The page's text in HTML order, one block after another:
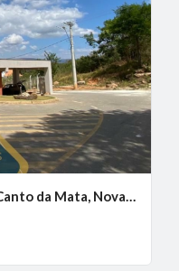
Lote de 1.000 m² à Venda no Canto da Mata, Nova Lima - MG